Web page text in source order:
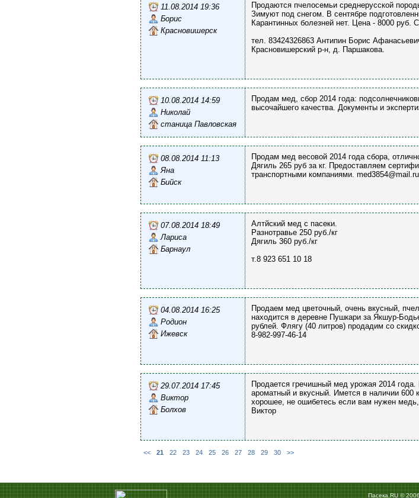
11.08.2014 19:36
Борис
Красновишерск
Продаются пчелосемьи среднерусской
Зимуют под снегом. В сентябре
Карантинных болезней нет. Цена - 8000
тел. 83424326863 Антипин Борис
Красновишерский р-н, д. Паршакова.
10.08.2014 14:59
Николай
станица Павловская
Продам мед, сбор 2014 года:
высочайшего качества. Документы и
08.08.2014 11:13
Яна
Бийск
Продам мед весовой 2014 года сбора,
Дягиль 265 руб за кг. Предоставляем
транспортными компаниями. med3854@mail.ru
07.08.2014 18:49
Лариса
Барнаул
Алтйский мед с пасеки.
Разнотравье 250 руб./кг
Дягиль 360 руб./кг
т.8 923 651 10 18
04.08.2014 16:25
Родион
Ижевск
Продаем мед цветочный, очень вкусный,
находится в деревне Пушкари за Якшур-
рублей. Флягу (40 литров) продадим со
8-982-997-46-14
29.07.2014 17:45
Виктор
Болхов
Продается гречишный мед урожая 2014
ароматный и вкусный. Имется в наличии 600
хорошее, не ошибетесь если вам нужен
Виктор
<< 21 22 23 24 25 26 27 28 29 30 >>
Пасека.RU ©